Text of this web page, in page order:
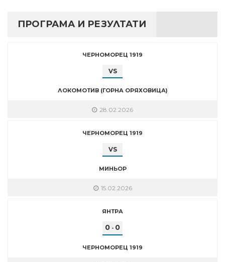
ПРОГРАМА И РЕЗУЛТАТИ
ЧЕРНОМОРЕЦ 1919
VS
ЛОКОМОТИВ (ГОРНА ОРЯХОВИЦА)
28.02.2026
ЧЕРНОМОРЕЦ 1919
VS
МИНЬОР
15.02.2026
ЯНТРА
0 - 0
ЧЕРНОМОРЕЦ 1919